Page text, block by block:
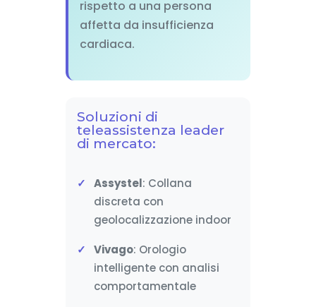
rispetto a una persona
affetta da insufficienza
cardiaca.
Soluzioni di
teleassistenza leader
di mercato:
Assystel: Collana
discreta con
geolocalizzazione indoor
Vivago: Orologio
intelligente con analisi
comportamentale